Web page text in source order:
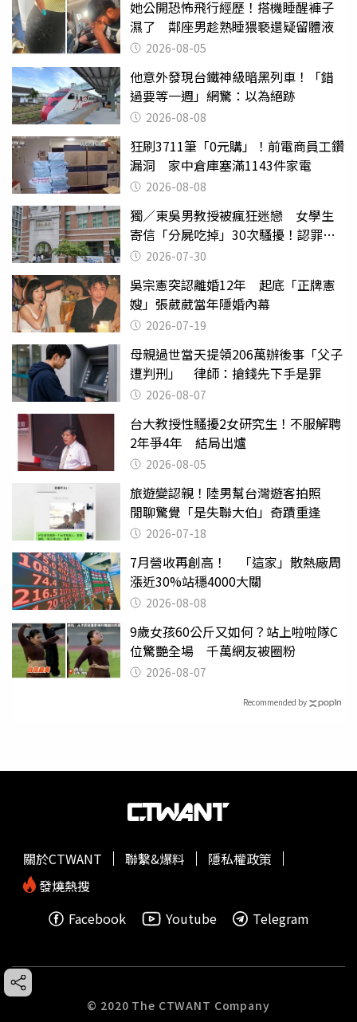
她公開恐怖飛行經歷！搭機睡醒褲子
濕了 鄰座男趁熟睡猥褻還疑留體液
2026-08-05
他意外發現台鐵神級暗黑列車！「錯
過要等一週」網驚：以為絕跡
2026-08-08
狂刷3711筆「0元購」！前電商員工鑽
漏洞 家中倉庫塞滿1143件家電
2026-08-08
獨／東吳男教授被瘋狂迷戀 女學生
寄信「分屍吃掉」30次騷擾！認罪免
關 2026-07-30
吳宗憲突認離婚12年 起底「正牌憲
嫂」張葳葳當年隱婚內幕
2026-07-19
母親過世當天提領206萬辦後事「父子
遭判刑」 律師：搶錢先下手是罪
2026-08-07
台大教授性騷擾2女研究生！不服解聘
2年爭4年 結局出爐
2026-08-05
旅遊變認親！陸男幫台灣遊客拍照
閒聊驚覺「是失聯大伯」奇蹟重逢
2026-07-18
7月營收再創高！ 「這家」散熱廠周
漲近30%站穩4000大關
2026-08-08
9歲女孩60公斤又如何？站上啦啦隊C
位驚艷全場 千萬網友被圈粉
2026-08-07
Recommended by
關於CTWANT 聯繫&爆料
隱私權政策
發燒熱搜
Facebook
Youtube Telegram
© 2020 The CTWANT Company